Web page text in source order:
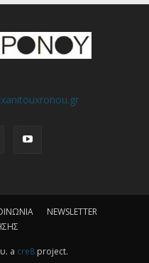
NEWSLETTER
a cre8project.